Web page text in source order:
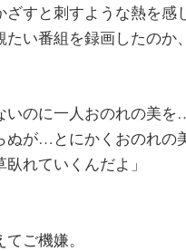
すと刺すような熱を
い番組を録画したの
いのに一人おのれの美
が…とにかくおのれの
れていくんだよ」
ご機嫌。